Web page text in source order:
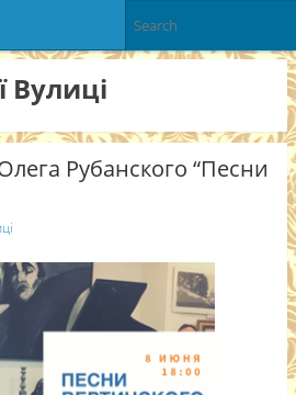
Вулиці
Рубанского “Песни